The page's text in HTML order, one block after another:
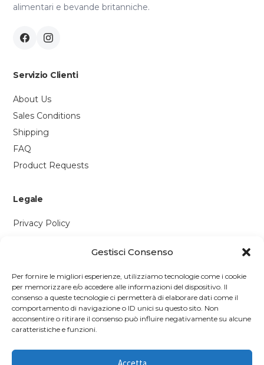
Gestisci Consenso
Per fornire le migliori esperienze, utilizziamo tecnologie come i cookie
per memorizzare e/o accedere alle informazioni del dispositivo. Il
consenso a queste tecnologie ci permetterà di elaborare dati come il
comportamento di navigazione o ID unici su questo sito. Non
acconsentire o ritirare il consenso può influire negativamente su alcune
caratteristiche e funzioni.
Accetta
alimentari e bevande britanniche.
Servizio Clienti
About Us
Sales Conditions
Shipping
FAQ
Product Requests
Legale
Privacy Policy
Contattaci
Via P. Savi, 328
55049 Viareggio (LU)
+39 0584 1660477
WhatsApp